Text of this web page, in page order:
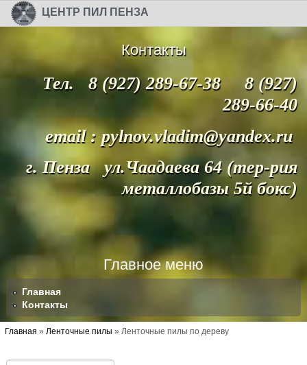
Перейти к основному содержанию
Skip to search
ЦЕНТР ПИЛ ПЕНЗА
Контакты
Тел. 8 (927) 289-67-38 8 (927)
289-66-40
email : pylnov.vladim@yandex.ru
г. Пенза ул.Чаадаева 64 (тер-рия
металлобазы 5й бокс)
Главное меню
Главная
Контакты
Вы здесь
Главная »Ленточные пилы »Ленточные пилы по дереву
Поиск